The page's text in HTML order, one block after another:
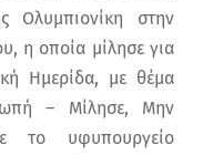
Ολυμπιονίκη στην
η οποία μίλησε για
Ημερίδα, με θέμα
– Μίλησε, Μην
το υφυπουργείο